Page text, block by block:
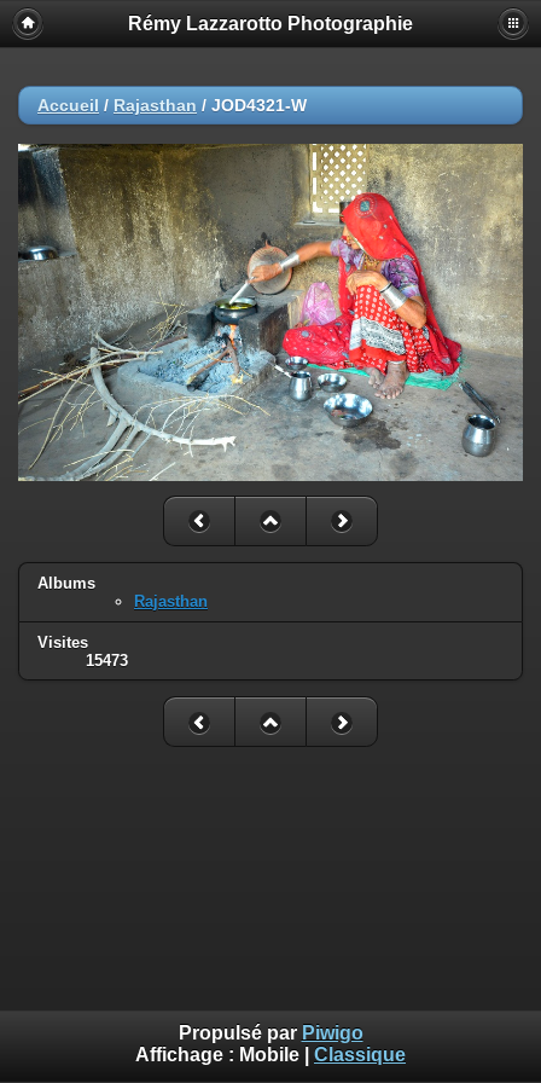
Rémy Lazzarotto Photographie
Accueil / Rajasthan / JOD4321-W
Albums
Rajasthan
Visites
15473
Propulsé par Piwigo
Affichage : Mobile Classique